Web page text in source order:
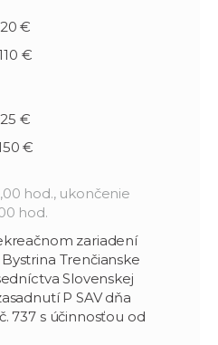
20 €
€
25 €
€
hod., ukončenie
hod.
zariadení
Trenčianske
Slovenskej
P SAV dňa
737 s účinnosťou od